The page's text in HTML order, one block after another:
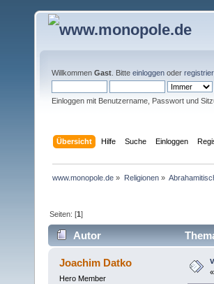
Willkommen Gast . Bitte einloggen oder
Einloggen mit Benutzername, Passwort und
Übersicht Hilfe Suche Einloggen
www.monopole.de » Religionen»
Seiten: [1]
Autor
Joachim Datko
Hero Member
«